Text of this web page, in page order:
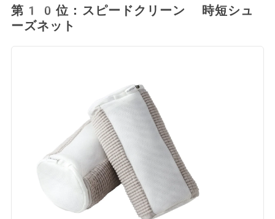
第10位：スピードクリーン 時短シュ
ーズネット